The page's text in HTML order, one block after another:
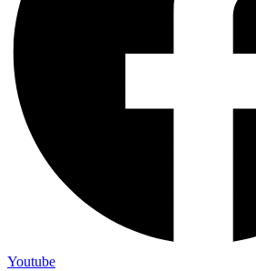
Youtube